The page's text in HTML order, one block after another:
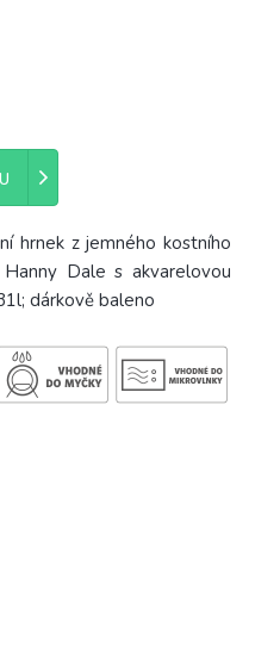
hrnek z jemného kostního
Dale s akvarelovou
dárkově baleno